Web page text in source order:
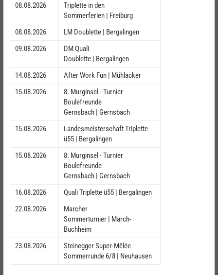
08.08.2026
Triplette in den
Sommerferien | Freiburg
08.08.2026
LM Doublette | Bergalingen
09.08.2026
DM Quali
Doublette | Bergalingen
14.08.2026
After Work Fun | Mühlacker
15.08.2026
8. Murginsel - Turnier
Boulefreunde
Gernsbach | Gernsbach
15.08.2026
Landesmeisterschaft Triplette
ü55 | Bergalingen
15.08.2026
8. Murginsel - Turnier
Boulefreunde
Gernsbach | Gernsbach
16.08.2026
Quali Triplette ü55 | Bergalingen
22.08.2026
Marcher
Sommerturnier | March-
Buchheim
23.08.2026
Steinegger Super-Mêlée
Sommerrunde 6/8 | Neuhausen